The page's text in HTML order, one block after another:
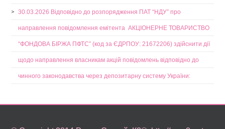
30.03.2026 Відповідно до розпорядження ПАТ “НДУ” про
направлення повідомлення емітента АКЦІОНЕРНЕ ТОВАРИСТВО
“ФОНДОВА БІРЖА ПФТС” (код за ЄДРПОУ: 21672206) здійснити дії
щодо направлення власникам акцій повідомлень відповідно до
чинного законодавства через депозитарну систему України: